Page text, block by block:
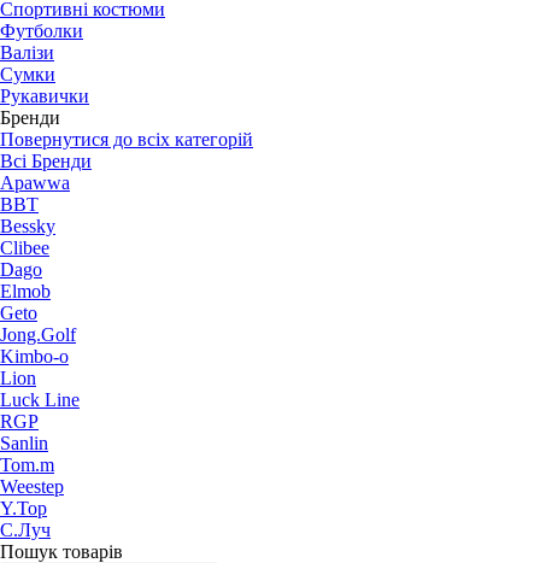
Спортивні костюми
Футболки
Валізи
Сумки
Рукавички
Бренди
Повернутися до всіх категорій
Всі Бренди
Apawwa
BBT
Bessky
Clibee
Dago
Elmob
Geto
Jong.Golf
Kimbo-o
Lion
Luck Line
RGP
Sanlin
Tom.m
Weestep
Y.Top
С.Луч
Пошук товарів